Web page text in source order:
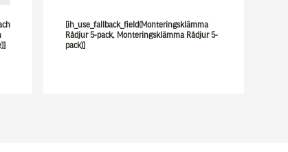
[ih_use_fallback_field(Monteringsklämma
Rådjur 5-pack, Monteringsklämma Rådjur 5-
pack)]